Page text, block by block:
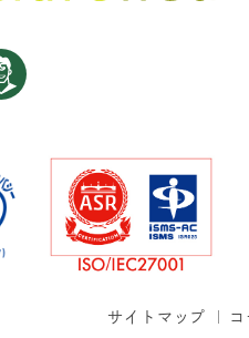
サイトマップ